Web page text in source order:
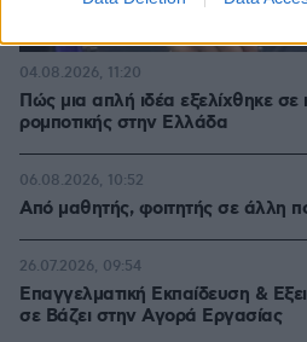
Πώς μια απλή ιδέα εξελίχθηκε
ρομποτικής στην Ελλάδα
04.08.2026, 11:20
Από μαθητής, φοιτητής σε άλλη
06.08.2026, 10:52
Επαγγελματική Εκπαίδευση &
σε Bάζει στην Aγορά Eργασίας
26.07.2026, 09:54